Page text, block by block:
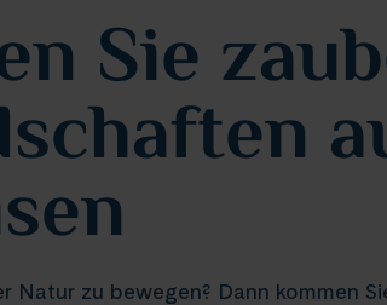
Sie
Natur zu bewegen? Dann kommen